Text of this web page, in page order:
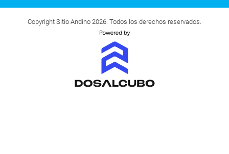
Copyright Sitio Andino 2026. Todos los derechos reservados.